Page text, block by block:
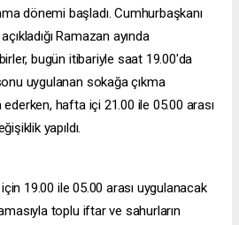
dönemi başladı. Cumhurbaşkanı
Ramazan ayında
bugün itibariyle saat 19.00'da
uygulanan sokağa çıkma
ederken, hafta içi 21.00 ile 05.00 arası
yapıldı.
19.00 ile 05.00 arası uygulanacak
toplu iftar ve sahurların